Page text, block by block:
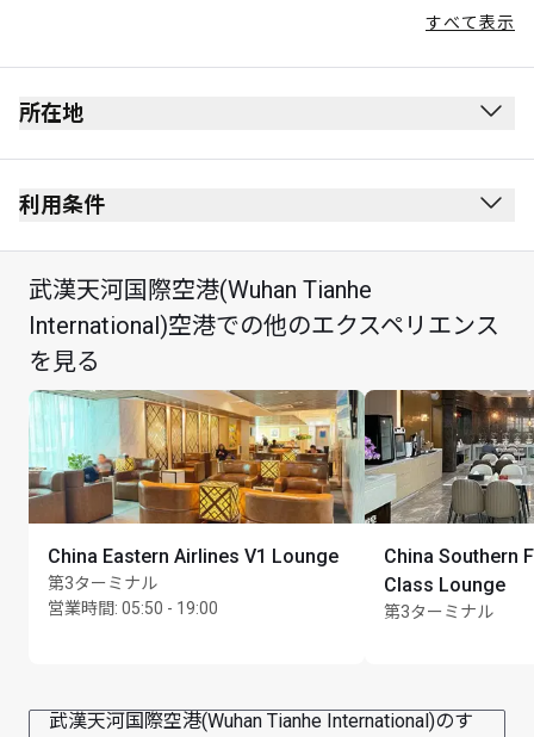
すべて表示
所在地
利用条件
カード保持者1名様につき最大Unlimited名様まで
武漢天河国際空港(Wuhan Tianhe
International)空港での他のエクスペリエンス
を見る
China Eastern Airlines V1 Lounge
第3ターミナル
営業時間: 05:50 - 19:00
China Southern
Class Lounge
第3ターミナル
武漢天河国際空港(Wuhan Tianhe International)のす